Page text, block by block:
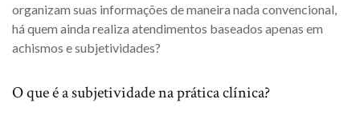
organizam suas informações de maneira nada convencional,
há quem ainda realiza atendimentos baseados apenas em
achismos e subjetividades?
O que é a subjetividade na prática clínica?